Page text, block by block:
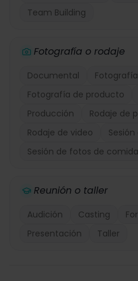
Team Building
Fotografía o rodaje
Documental
Fotografía de producto
Producción
Rodaje de
Rodaje de video
Sesión de fotos de comida
Reunión o taller
Audición Casting
Presentación
Taller